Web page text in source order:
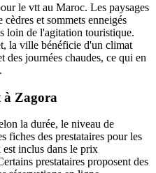
le vtt au Maroc. Les paysages
cèdres et sommets enneigés
loin de l'agitation touristique.
la ville bénéficie d'un climat
des journées chaudes, ce qui en
à Zagora
la durée, le niveau de
fiches des prestataires pour les
inclus dans le prix
prestataires proposent des